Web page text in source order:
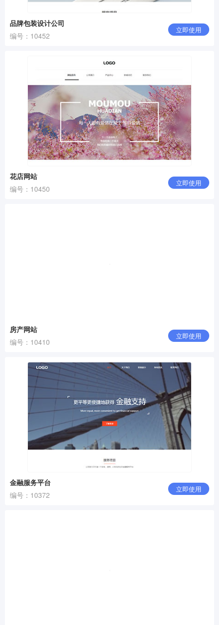
品牌包装设计公司
编号：10452
立即使用
花店网站
编号：10450
立即使用
房产网站
编号：10410
立即使用
金融服务平台
编号：10372
立即使用